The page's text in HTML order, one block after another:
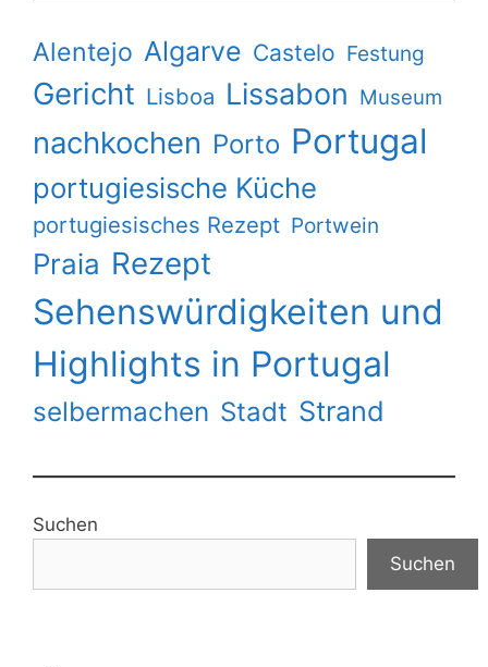
Alentejo Algarve Castelo Festung
Gericht Lisboa Lissabon Museum
nachkochen Porto Portugal
portugiesische Küche
portugiesisches Rezept Portwein
Praia Rezept
Sehenswürdigkeiten und
Highlights in Portugal
selbermachen Stadt Strand
Suchen
Suchen